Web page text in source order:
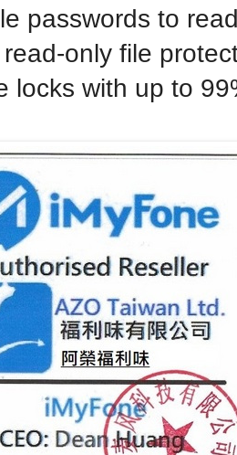
passwords to
only file
locks with up to